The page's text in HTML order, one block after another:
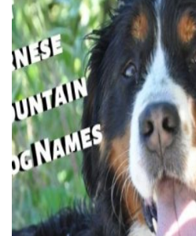
KOIRAT
Parhaat sveitsiläiset
Berni-vuoristokoiralle
7,2026